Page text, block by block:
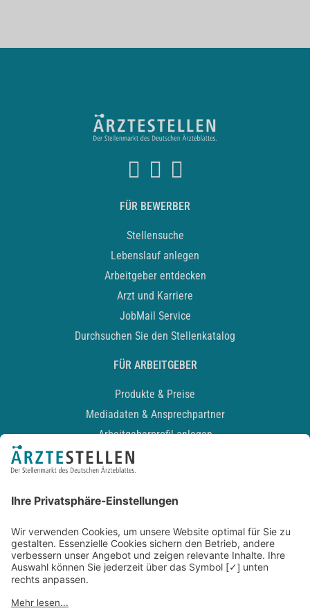
FÜR BEWERBER
Stellensuche
Lebenslauf anlegen
Arbeitgeber entdecken
Arzt und Karriere
JobMail Service
Durchsuchen Sie den Stellenkatalog
FÜR ARBEITGEBER
Produkte & Preise
Mediadaten & Ansprechpartner
Arbeitgeberprofil anlegen
Recruiting-Podcast
Kontakt
Datenschutz
Newsletter